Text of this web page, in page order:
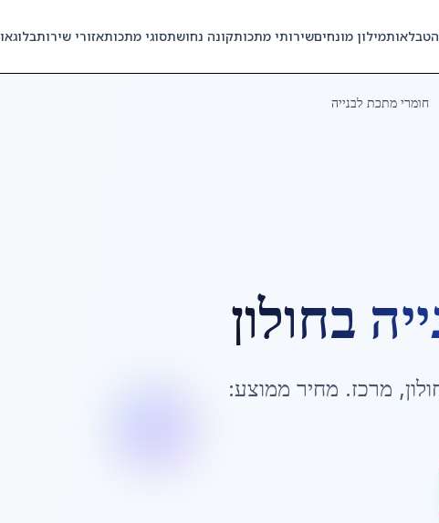
טבלאותמילון מונחיםשירותי מתכותקונה נחושתסוגי מתכותאזורי שירותבלוג
חומרי מתכת לבנייה
בחולון
, מרכז. מחיר ממוצע: